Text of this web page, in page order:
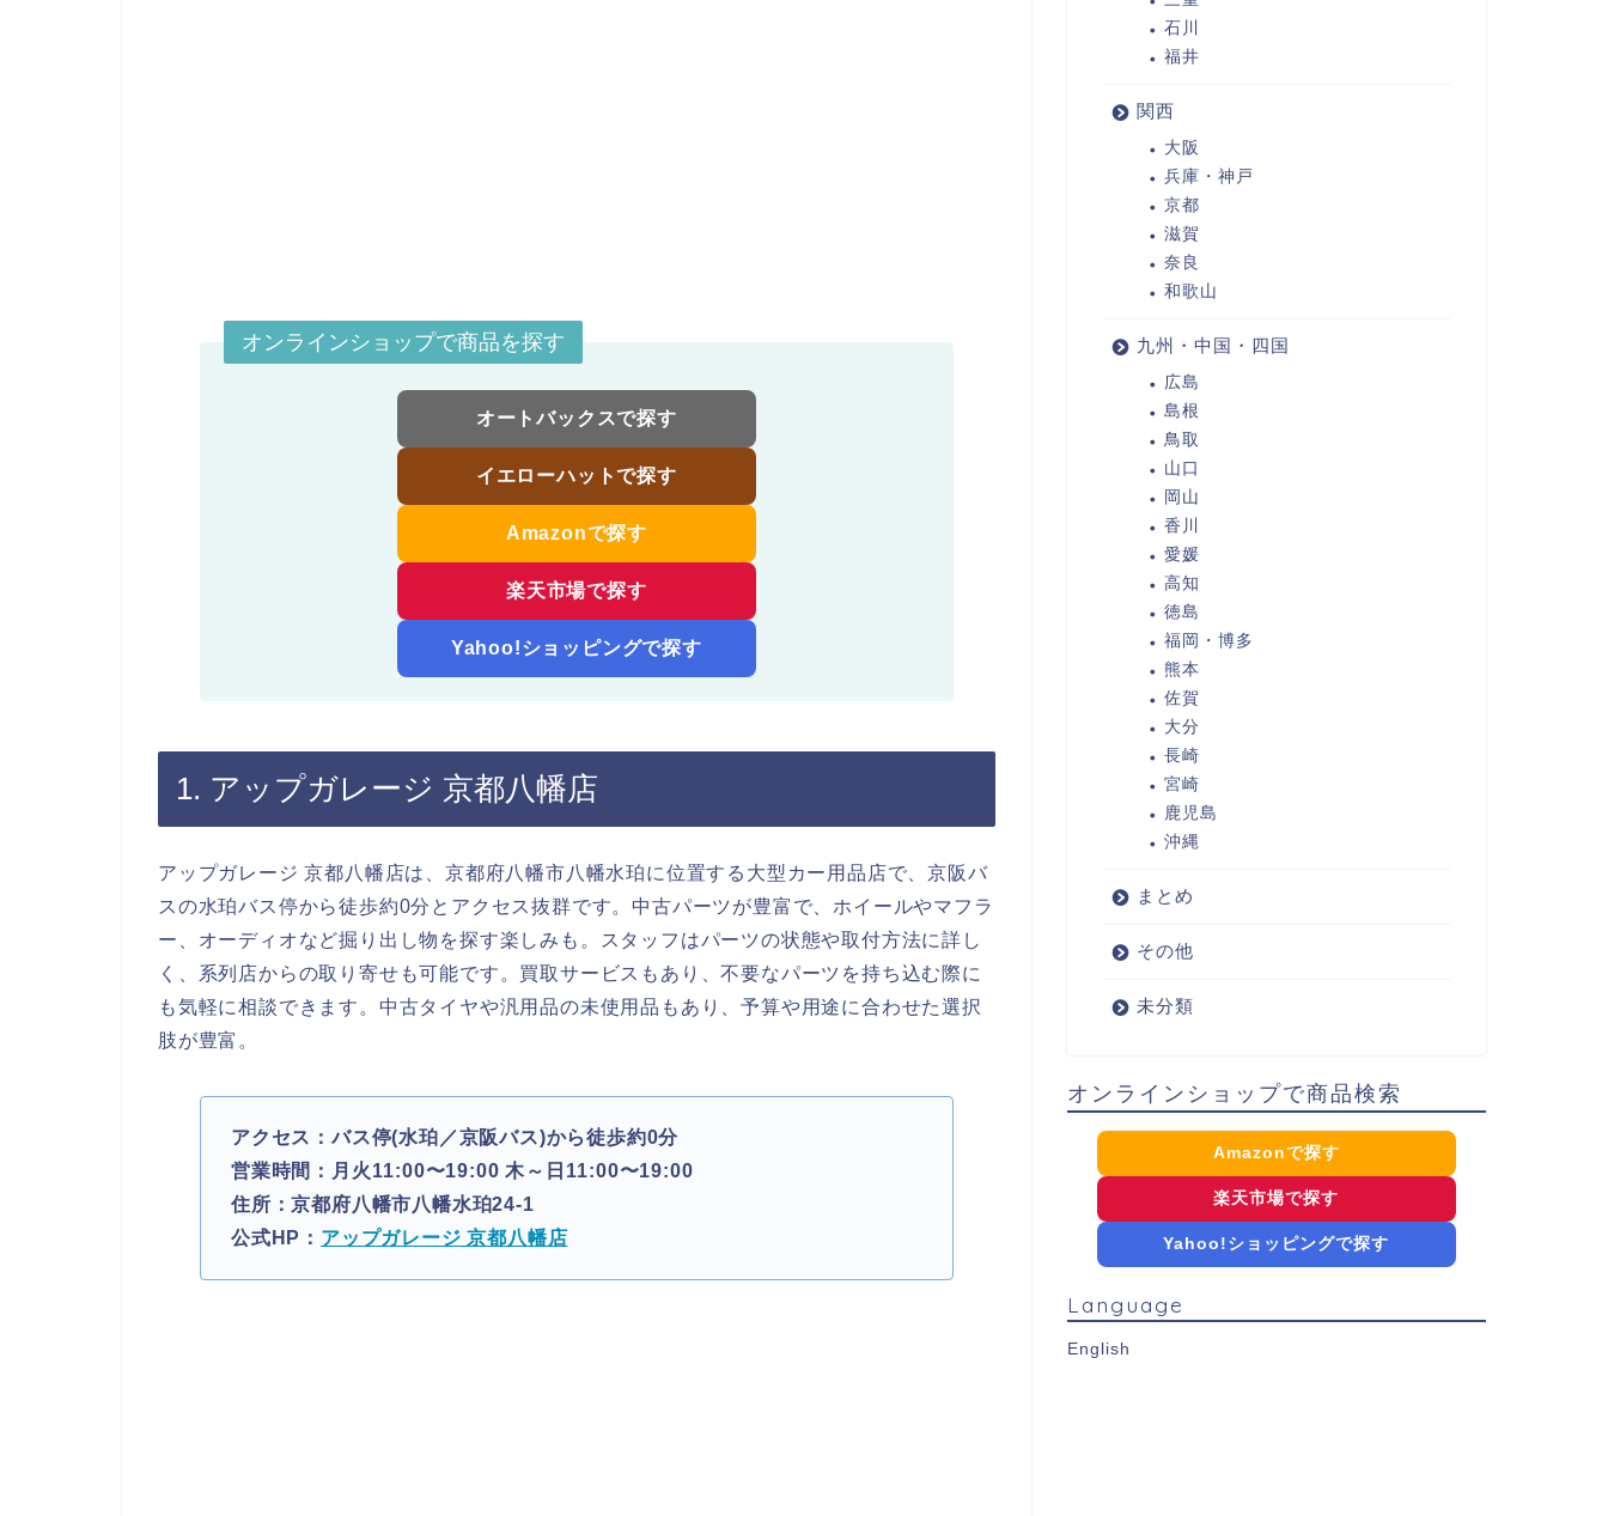
オンラインショップで商品を探す
オートバックスで探す
イエローハットで探す
Amazonで探す
楽天市場で探す
Yahoo!ショッピングで探す
1. アップガレージ 京都八幡店
アップガレージ 京都八幡店は、京都府八幡市八幡水珀に位置する大型カー用品店で、京阪バ
スの水珀バス停から徒歩約0分とアクセス抜群です。中古パーツが豊富で、ホイールやマフラ
ー、オーディオなど掘り出し物を探す楽しみも。スタッフはパーツの状態や取付方法に詳し
く、系列店からの取り寄せも可能です。買取サービスもあり、不要なパーツを持ち込む際に
も気軽に相談できます。中古タイヤや汎用品の未使用品もあり、予算や用途に合わせた選択
肢が豊富。
アクセス：バス停(水珀／京阪バス)から徒歩約0分
営業時間：月火11:00〜19:00 木～日11:00〜19:00
住所：京都府八幡市八幡水珀24-1
公式HP： アップガレージ 京都八幡店
石川
福井
関西
大阪
兵庫・神戸
京都
滋賀
奈良
和歌山
九州・中国・四国
広島
島根
鳥取
山口
岡山
香川
愛媛
高知
徳島
福岡・博多
熊本
佐賀
大分
長崎
宮崎
鹿児島
沖縄
まとめ
その他
未分類
オンラインショップで商品検索
Amazonで探す
楽天市場で探す
Yahoo!ショッピングで探す
Language
English